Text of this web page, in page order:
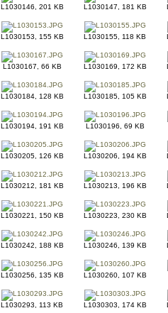
L1030146, 201 KB L1030147, 181 KB
L1030153, 155 KB L1030155, 118 KB
L1030167, 66 KB L1030169, 172 KB
L1030184, 128 KB L1030185, 105 KB
L1030194, 191 KB L1030196, 69 KB
L1030205, 126 KB L1030206, 194 KB
L1030212, 181 KB L1030213, 196 KB
L1030221, 150 KB L1030223, 230 KB
L1030242, 188 KB L1030246, 139 KB
L1030256, 135 KB L1030260, 107 KB
L1030293, 113 KB L1030303, 174 KB